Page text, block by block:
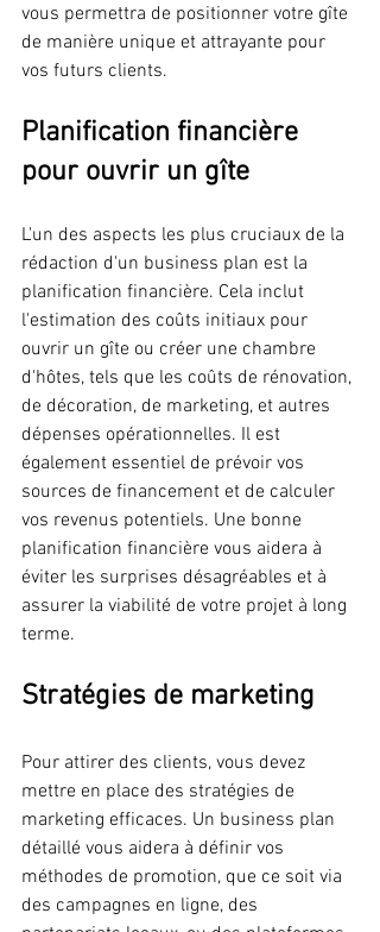
vous permettra de positionner votre gîte
de manière unique et attrayante pour
vos futurs clients.
Planification financière
pour ouvrir un gîte
L'un des aspects les plus cruciaux de la
rédaction d'un business plan est la
planification financière. Cela inclut
l'estimation des coûts initiaux pour
ouvrir un gîte ou créer une chambre
d'hôtes, tels que les coûts de rénovation,
de décoration, de marketing, et autres
dépenses opérationnelles. Il est
également essentiel de prévoir vos
sources de financement et de calculer
vos revenus potentiels. Une bonne
planification financière vous aidera à
éviter les surprises désagréables et à
assurer la viabilité de votre projet à long
terme.
Stratégies de marketing
Pour attirer des clients, vous devez
mettre en place des stratégies de
marketing efficaces. Un business plan
détaillé vous aidera à définir vos
méthodes de promotion, que ce soit via
des campagnes en ligne, des